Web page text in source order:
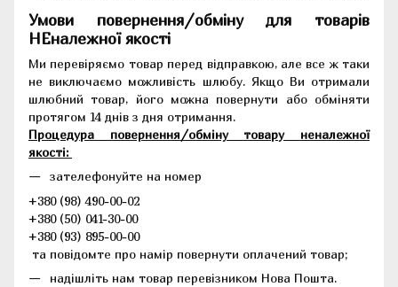
Умови повернення/обміну для товарів
НЕналежної якості
Ми перевіряємо товар перед відправкою, але все ж таки
не виключаємо можливість шлюбу. Якщо Ви отримали
шлюбний товар, його можна повернути або обміняти
протягом 14 днів з дня отримання.
Процедура повернення/обміну товару неналежної
якості:
зателефонуйте на номер
+380 (98) 490-00-02
+380 (50) 041-30-00
+380 (93) 895-00-00
та повідомте про намір повернути оплачений товар;
надішліть нам товар перевізником Нова Пошта.